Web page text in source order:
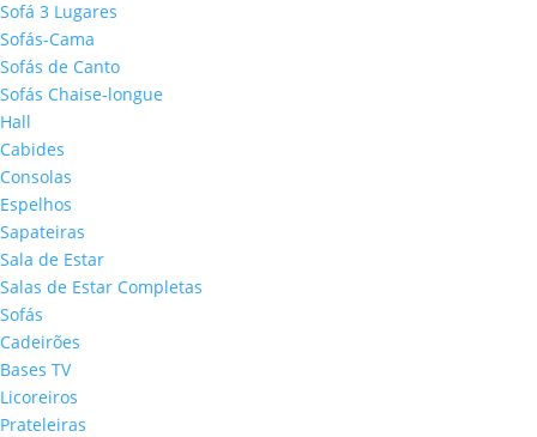
Sofá 3 Lugares
Sofás-Cama
Sofás de Canto
Sofás Chaise-longue
Hall
Cabides
Consolas
Espelhos
Sapateiras
Sala de Estar
Salas de Estar Completas
Sofás
Cadeirões
Bases TV
Licoreiros
Prateleiras